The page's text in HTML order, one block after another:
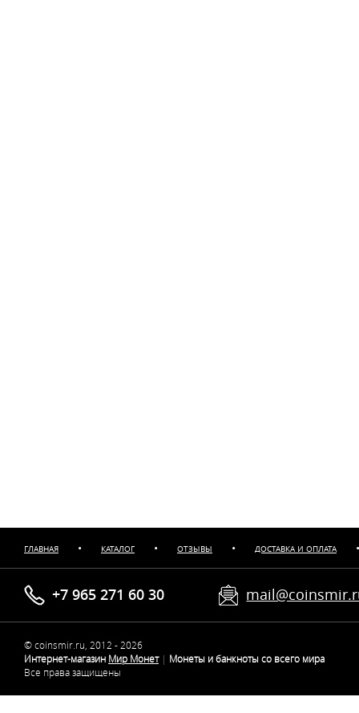
ГЛАВНАЯ • КАТАЛОГ • ОТЗЫВЫ • ДОСТАВКА И ОПЛАТА •
+7 965 271 60 30
© coinsmir.ru, 2012 - 2026
Интернет-магазин Мир Монет | Монеты и банкноты со всего мира
Все права защищены